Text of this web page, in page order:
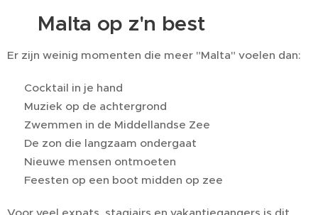
🌅 Malta op z'n best
Er zijn weinig momenten die meer "Malta" voelen dan:
🍹 Cocktail in je hand
🎵 Muziek op de achtergrond
🌊 Zwemmen in de Middellandse Zee
🌅 De zon die langzaam ondergaat
💃 Nieuwe mensen ontmoeten
⚓ Feesten op een boot midden op zee